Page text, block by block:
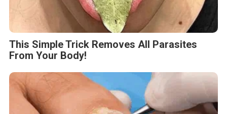
This Simple Trick Removes All Parasites
From Your Body!